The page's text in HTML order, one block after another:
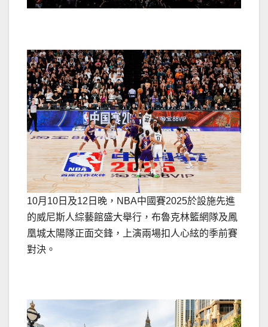
10月10日及12日晚，NBA中國賽2025於設施先進
的威尼斯人綜藝館盛大舉行，布魯克林籃網隊及鳳
凰城太陽隊正面交鋒，上演兩場扣人心絃的季前賽
對決。